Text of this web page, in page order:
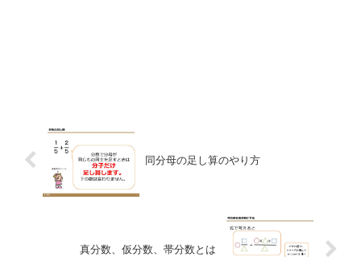
同分母の足し算のやり方
真分数、仮分数、帯分数とは